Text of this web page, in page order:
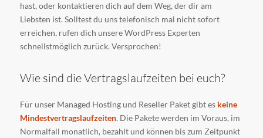
hast, oder kontaktieren dich auf dem Weg, der dir am
Liebsten ist. Solltest du uns telefonisch mal nicht sofort
erreichen, rufen dich unsere WordPress Experten
schnellstmöglich zurück. Versprochen!
Wie sind die Vertragslaufzeiten bei euch?
Für unser Managed Hosting und Reseller Paket gibt es keine
Mindestvertragslaufzeiten. Die Pakete werden im Voraus, im
Normalfall monatlich, bezahlt und können bis zum Zeitpunkt